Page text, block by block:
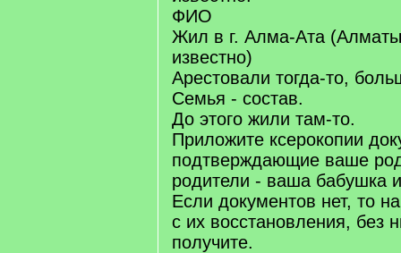
ФИО
Жил в г. Алма-Ата
известно)
Арестовали тогда-то,
Семья - состав.
До этого жили там-то.
Приложите ксерокопии
подтверждающие ваше
родители - ваша бабушка
Если документов нет, то
с их восстановления, без
получите.